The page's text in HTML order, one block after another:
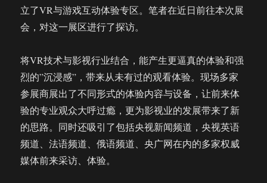
立了VR与游戏互动体验专区。笔者在近日前往本次展
会，对这一展区进行了探访。
将VR技术与影视行业结合，能产生更逼真的体验和强
烈的”沉浸感”，带来从未有过的观看体验。现场多家
参展商展出了不同形式的体验内容与设备，让前来体
验的专业观众大呼过瘾，更为影视业的发展带来了新
的思路。同时还吸引了包括央视新闻频道，央视英语
频道、法语频道、俄语频道、央广网在内的多家权威
媒体前来采访、体验。